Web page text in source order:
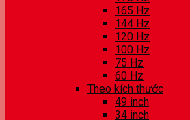
165 Hz
144 Hz
120 Hz
100 Hz
75 Hz
60 Hz
Theo kích thước
49 inch
34 inch